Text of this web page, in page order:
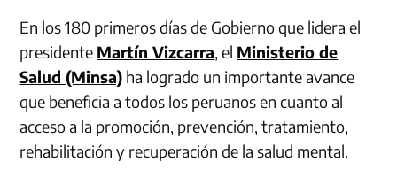
En los 180 primeros días de Gobierno que lidera el
presidente Martín Vizcarra, el Ministerio de
Salud (Minsa) ha logrado un importante avance
que beneficia a todos los peruanos en cuanto al
acceso a la promoción, prevención, tratamiento,
rehabilitación y recuperación de la salud mental.